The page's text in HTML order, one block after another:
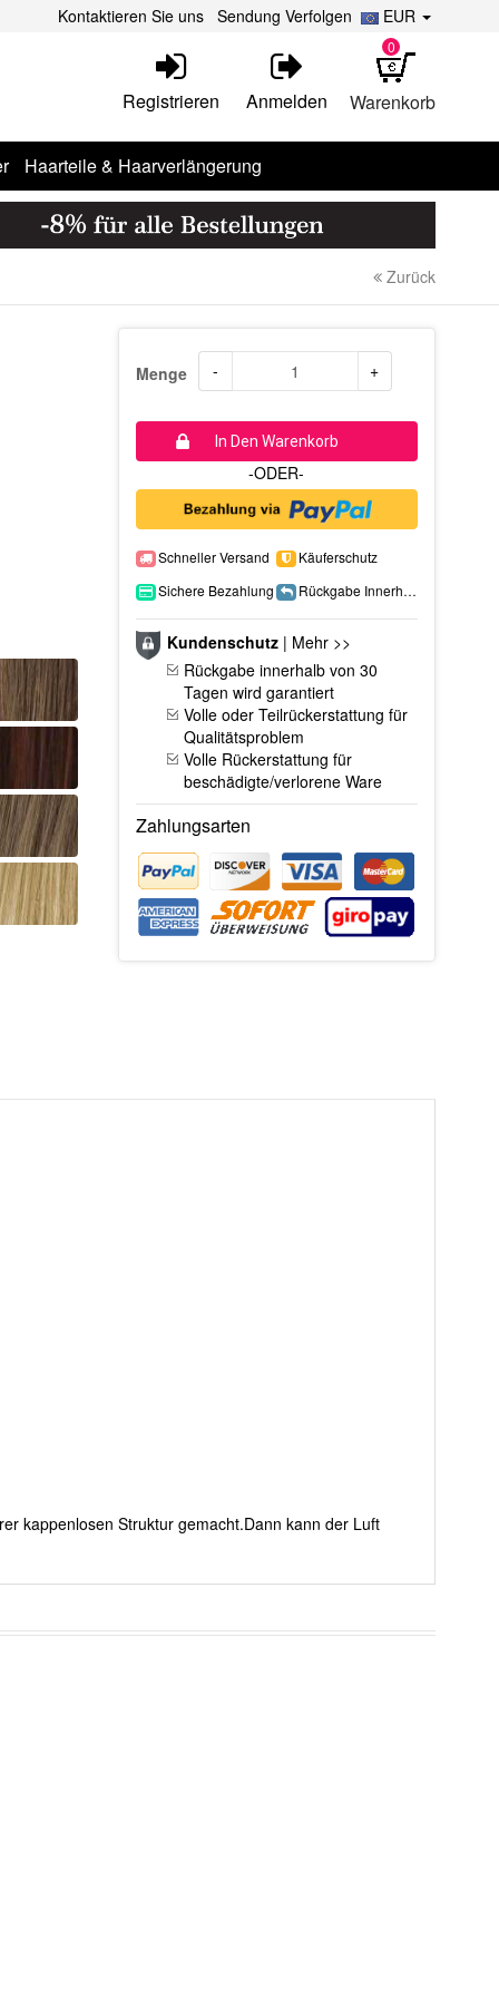
EUR
Kontaktieren Sie uns Sendung Verfolgen
Warenkorb
0
Registrieren Anmelden
Haarteile & Haarverlängerung
Zurück
Menge - +
In Den Warenkorb
-ODER-
Schneller Versand
Käuferschutz
Sichere Bezahlung
Rückgabe Innerhalb 15 Tage
Kundenschutz| Mehr >>
Rückgabe innerhalb von 30
Tagen wird garantiert
Volle oder Teilrückerstattung für
Qualitätsproblem
Volle Rückerstattung für
beschädigte/verlorene Ware
Zahlungsarten
kappenlosen Struktur gemacht.Dann kann der Luft